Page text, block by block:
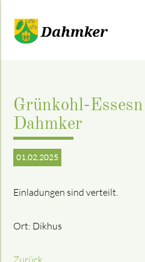
Grünkohl-
Dahmker
01.02.2025
Einladungen sind verteilt.
Ort: Dikhus
Zurück